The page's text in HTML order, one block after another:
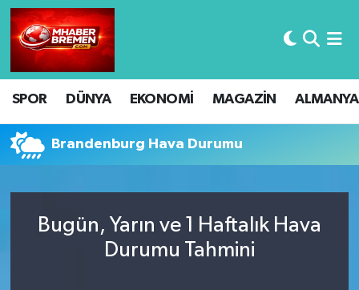
SPOR DÜNYA EKONOMİ MAGAZİN ALMANYA
Brandenburg Hava Durumu
Bugün, Yarın ve 1 Haftalık Hava
Durumu Tahmini
Hava Durumu
Trafik Durumu
Süper Lig Puan Durumu ve Fikstür
Son Dakika Haberleri